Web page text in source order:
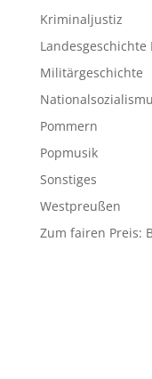
Kriminaljustiz
Militärgeschichte
Pommern
Popmusik
Sonstiges
Westpreußen
Zum fairen Preis: